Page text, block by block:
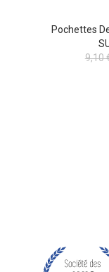
Pochettes
9,10